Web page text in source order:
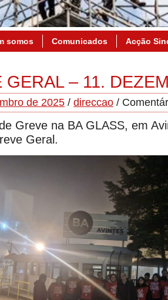
somos Comunicados Acção
GERAL – 11.
de 2025 / direccao /
Greve na BA GLASS, em
Geral.